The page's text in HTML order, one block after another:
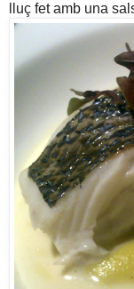
lluç fet amb una